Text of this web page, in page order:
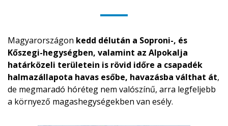
Magyarországon kedd délután a Soproni-, és
Kőszegi-hegységben, valamint az Alpokalja
határközeli területein is rövid időre a csapadék
halmazállapota havas esőbe, havazásba válthat át,
de megmaradó hóréteg nem valószínű, arra legfeljebb
a környező magashegységekben van esély.